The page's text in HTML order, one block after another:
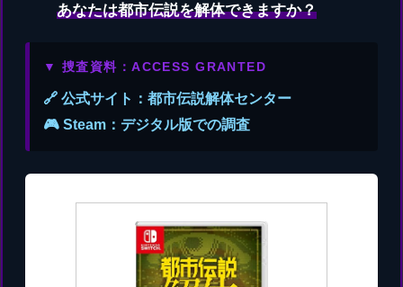
あなたは都市伝説を解体できますか？
▼ 捜査資料：ACCESS GRANTED
🔗 公式サイト：都市伝説解体センター
🎮 Steam：デジタル版での調査